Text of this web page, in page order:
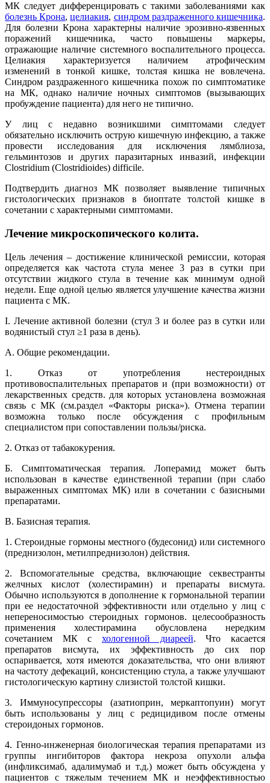
МК следует дифференцировать с такими заболеваниями как
болезнь Крона,целиакия, синдром раздраженного кишечника.
Для болезни Крона характерны наличие эрозивно-язвенных
поражений кишечника, часто повышены маркеры,
отражающие наличие системного воспалительного процесса.
Целиакия характеризуется наличием атрофическим
изменений в тонкой кишке, толстая кишка не вовлечена.
Синдром раздраженного кишечника похож по симптоматике
на МК, однако наличие ночных симптомов (вызывающих
пробуждение пациента) для него не типично.
У лиц с недавно возникшими симптомами следует
обязательно исключить острую кишечную инфекцию, а также
провести исследования для исключения лямблиоза,
гельминтозов и других паразитарных инвазий, инфекции
Clostridium (Clostridioides) difficile.
Подтвердить диагноз МК позволяет выявление типичных
гистологических признаков в биоптате толстой кишке в
сочетании с характерными симптомами.
Лечение микроскопического колита.
Цель лечения – достижение клинической ремиссии, которая
определяется как частота стула менее 3 раз в сутки при
отсутствии жидкого стула в течение как минимум одной
недели. Еще одной целью является улучшение качества жизни
пациента с МК.
I. Лечение активной болезни (стул 3 и более раз в сутки или
водянистый стул ≥1 раза в день).
А. Общие рекомендации.
1. Отказ от употребления нестероидных
противовоспалительных препаратов и (при возможности) от
лекарственных средств. для которых установлена возможная
связь с МК (см.раздел «Факторы риска»). Отмена терапии
возможна только после обсуждения с профильным
специалистом при сопоставлении пользы/риска.
2. Отказ от табакокурения.
Б. Симптоматическая терапия. Лоперамид может быть
использован в качестве единственной терапии (при слабо
выраженных симптомах МК) или в сочетании с базисными
препаратами.
В. Базисная терапия.
1. Стероидные гормоны местного (будесонид) или системного
(преднизолон, метилпреднизолон) действия.
2. Вспомогательные средства, включающие секвестранты
желчных кислот (холестирамин) и препараты висмута.
Обычно используются в дополнение к гормональной терапии
при ее недостаточной эффективности или отдельно у лиц с
непереносимостью стероидных гормонов. целесообразность
применения холестирамина обусловлена нередким
сочетанием МК с хологенной диареей. Что касается
препаратов висмута, их эффективность до сих пор
оспаривается, хотя имеются доказательства, что они влияют
на частоту дефекаций, консистенцию стула, а также улучшают
гистологическую картину слизистой толстой кишки.
3. Иммуносупрессоры (азатиоприн, меркаптопуин) могут
быть использованы у лиц с редицидивом после отмены
стероидоных гормонов.
4. Генно-инженерная биологическая терапия препаратами из
группы ингибиторов фактора некроза опухоли альфа
(инфликсимаб, адалимумаб и т.д.) может быть обсуждена у
пациентов с тяжелым течением МК и неэффективностью